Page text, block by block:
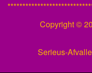
Copyright ©
Serieus-